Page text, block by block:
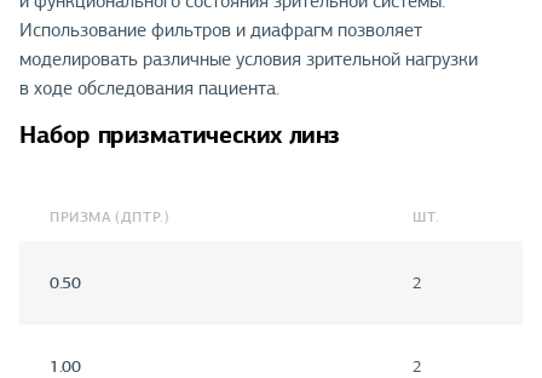
Использование фильтров и диафрагм позволяет
моделировать различные условия зрительной нагрузки
в ходе обследования пациента.
Набор призматических линз
ПРИЗМА (ДПТР.) ШТ.
0.50 2
1.00 2